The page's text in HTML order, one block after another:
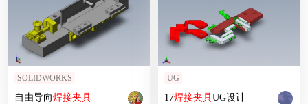
SOLIDWORKS
自由导向焊接夹具
UG
17焊接夹具UG设计